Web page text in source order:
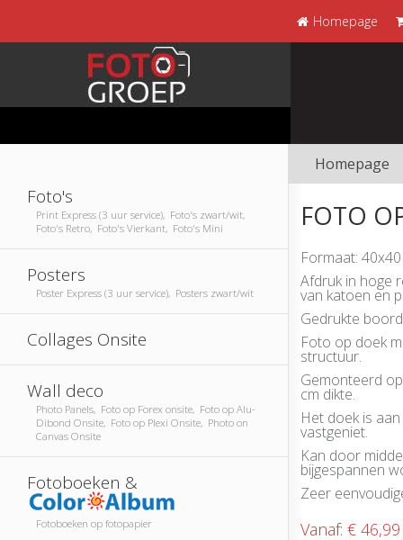
Homepage
Foto's
Print Express (3 uur service), Foto's zwart/wit,
Foto's Retro, Foto's Vierkant, Foto's Mini
Posters
Poster Express (3 uur service), Posters zwart/wit
Collages Onsite
Wall deco
Photo Panels, Foto op Forex onsite, Foto op Alu-
Dibond Onsite, Foto op Plexi Onsite, Photo on
Canvas Onsite
Fotoboeken &
Fotoboeken op fotopapier
Homepage
FOTO
Formaat:
Afdruk in hoge
van katoen en
Gedrukte
Foto op doek
structuur.
Gemonteerd
cm dikte.
Het doek is
vastgeniet.
Kan door
bijgespannen
Zeer
Vanaf:€ 46,99